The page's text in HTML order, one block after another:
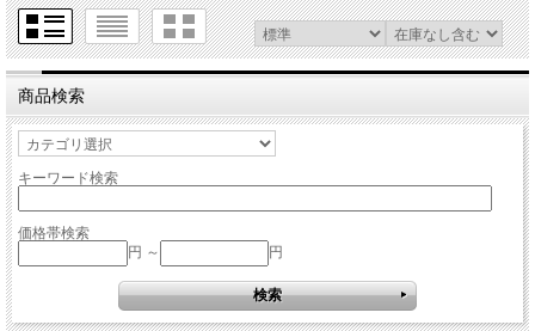
商品検索
キーワード検索
価格帯検索
円 ～
円